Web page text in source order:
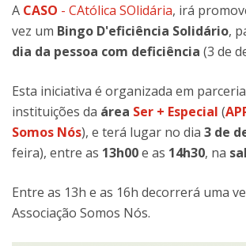
A CASO - CAtólica SOlidária, irá
vez um Bingo D'eficiência Solidário,
dia da pessoa com deficiência (3 de
Esta iniciativa é organizada em
instituições da área Ser + Especial (
Somos Nós), e terá lugar no dia 3 de
feira), entre as 13h00e as 14h30, na
Entre as 13h e as 16h decorrerá uma
Associação Somos Nós.